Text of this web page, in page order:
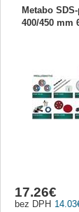
Metabo
400/450 mm
14.03
bez DPH
17.26€